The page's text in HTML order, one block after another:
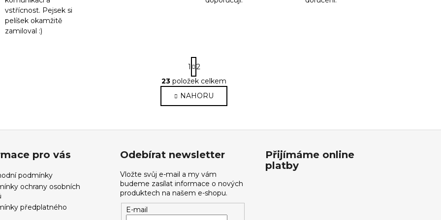
vstřícnost. Pejsek si
pelíšek okamžitě
zamiloval :)
O
v
l
d
c
í
p
r
v
k
y
S
t
r
á
n
k
í
1
2
23 položek celkem
NAHORU
pro vás
podmínky
ochrany osobních
předplatného
Odebírat newsletter
Vložte svůj e-mail a my vám
budeme zasílat informace o nových
produktech na našem e-shopu.
E-mail
Přijímáme online
platby